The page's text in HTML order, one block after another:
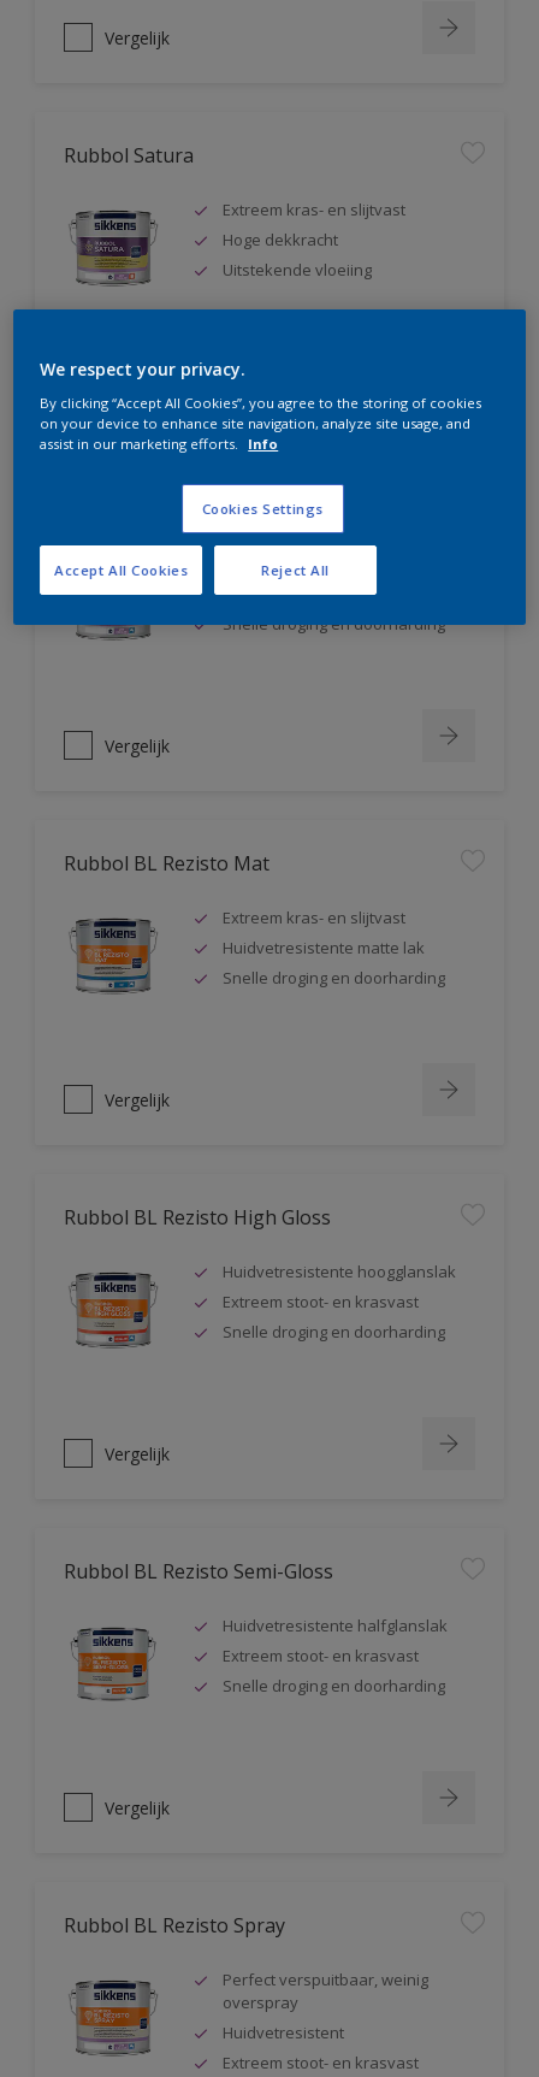
Vergelijk
Rubbol Satura
Extreem kras- en slijtvast
Hoge dekkracht
Uitstekende vloeiing
Rubbol BL Rezisto Satin
Extreem kras- en slijtvast
Huidvetresistente zijdeglanslak
Snelle droging en doorharding
Vergelijk
Rubbol BL Rezisto Mat
Extreem kras- en slijtvast
Huidvetresistente matte lak
Snelle droging en doorharding
Vergelijk
Rubbol BL Rezisto High Gloss
Huidvetresistente hoogglanslak
Extreem stoot- en krasvast
Snelle droging en doorharding
Vergelijk
Rubbol BL Rezisto Semi-Gloss
Huidvetresistente halfglanslak
Extreem stoot- en krasvast
Snelle droging en doorharding
Vergelijk
Rubbol BL Rezisto Spray
Perfect verspuitbaar, weinig
overspray
Huidvetresistent
Extreem stoot- en krasvast
We respect your privacy.
By clicking “Accept All Cookies”, you agree to the storing of cookies
on your device to enhance site navigation, analyze site usage, and
assist in our marketing efforts.
Info
Cookies Settings
Reject All
Accept All Cookies